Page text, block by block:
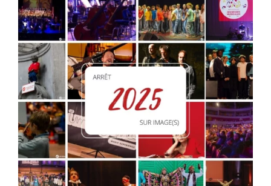
2025 Une année de découvertes, d`étonnements, ...